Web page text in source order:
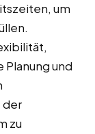
um
und
der
zu